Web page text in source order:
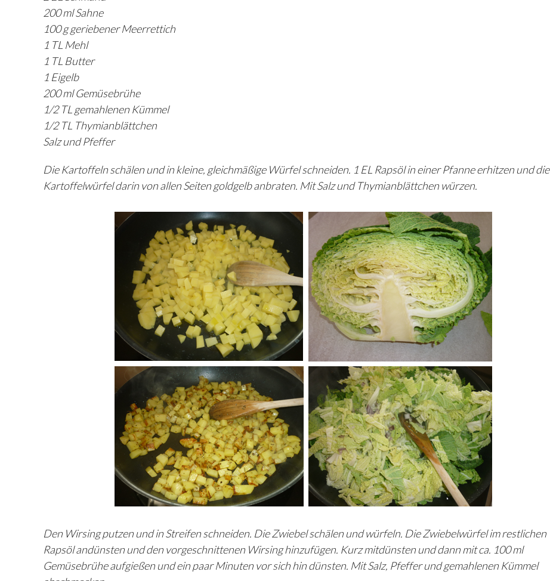
200 ml Sahne
100 g geriebener Meerrettich
1 TL Mehl
1 TL Butter
1 Eigelb
200 ml Gemüsebrühe
1/2 TL gemahlenen Kümmel
1/2 TL Thymianblättchen
Salz und Pfeffer
Die Kartoffeln schälen und in kleine, gleichmäßige Würfel schneiden. 1 EL Rapsöl in einer Pfanne erhitzen und die
Kartoffelwürfel darin von allen Seiten goldgelb anbraten. Mit Salz und Thymianblättchen würzen.
Den Wirsing putzen und in Streifen schneiden. Die Zwiebel schälen und würfeln. Die Zwiebelwürfel im restlichen
Rapsöl andünsten und den vorgeschnittenen Wirsing hinzufügen. Kurz mitdünsten und dann mit ca. 100 ml
Gemüsebrühe aufgießen und ein paar Minuten vor sich hin dünsten. Mit Salz, Pfeffer und gemahlenen Kümmel